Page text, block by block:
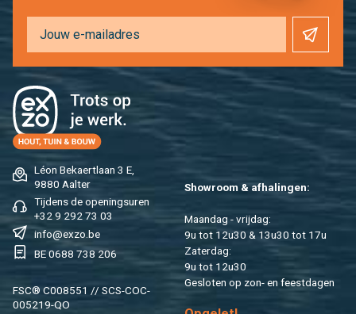
Léon Be­kaert­laan 3 E,
9880 Aal­ter
Tij­dens de ope­nings­uren
+32 9 292 73 03
info@​exzo.​be
BE 0688 738 206
FSC® C008551 // SCS-COC-
005219-QO
Show­room & af­ha­lin­gen:
Maan­dag - vrij­dag:
9u tot 12u30 & 13u30 tot 17u
Za­ter­dag:
9u tot 12u30
Ge­slo­ten op zon- en feest­da­gen